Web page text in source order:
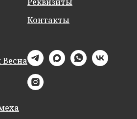
Контакты